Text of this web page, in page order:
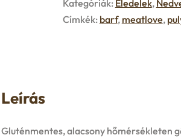
Kategóriák: Eledelek,
Címkék: barf, meatlove,
Leírás
Gluténmentes, alacsony hőmérsékleten